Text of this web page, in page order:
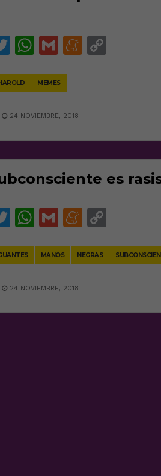
Twitter
WhatsApp
GmailMeneame
MEMES
24 NOVIEMBRE, 2018
es
Twitter
WhatsApp
GmailMeneame
MANOS NEGRAS
24 NOVIEMBRE, 2018